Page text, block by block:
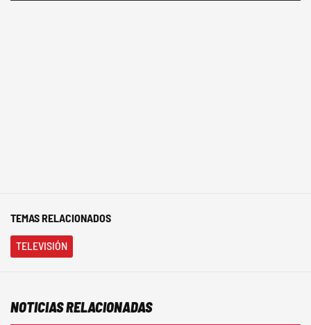
TEMAS RELACIONADOS
TELEVISIÓN
NOTICIAS RELACIONADAS